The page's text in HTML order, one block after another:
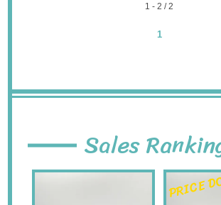
1 - 2 / 2
1
Sales
PRICE